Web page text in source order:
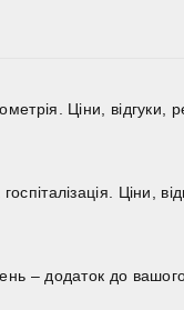
Ціни, відгуки,
Ціни,
– додаток до